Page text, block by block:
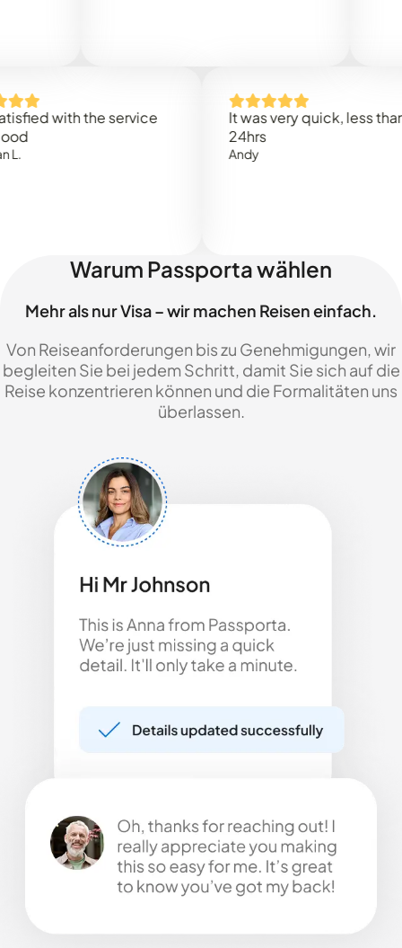
with the service
It was very quick, less than
Warum Passporta wählen
Mehr als nur Visa – wir machen Reisen einfach.
Von Reiseanforderungen bis zu Genehmigungen, wir
begleiten Sie bei jedem Schritt, damit Sie sich auf die
Reise konzentrieren können und die Formalitäten uns
überlassen.